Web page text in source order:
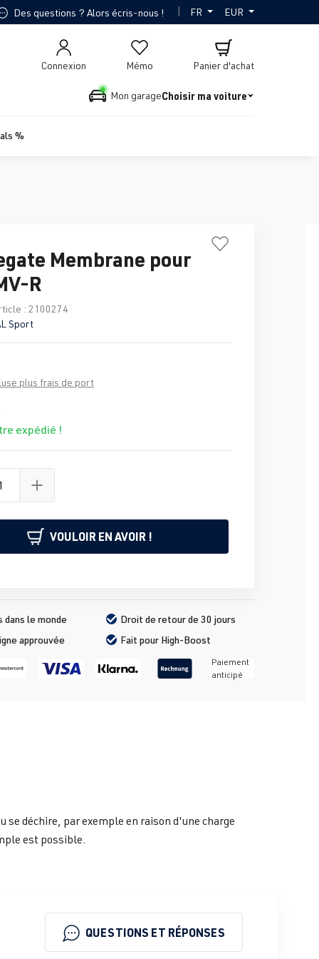
Des questions ? Alors écris-nous ! | FR EUR
Mémo
Connexion Panier d'achat
Mon garageChoisir ma voiture
%
Membrane pour
R
: 2100274
Sport
plus frais de port
expédié !
VOULOIR EN AVOIR !
dans le monde
Droit de retour de 30 jours
approuvée
Fait pour High-Boost
Paiement
anticipé
déchire, par exemple en raison d'une charge
est possible.
QUESTIONS ET RÉPONSES